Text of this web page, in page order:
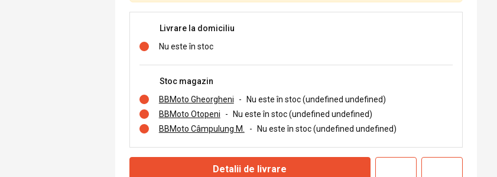
Livrare la domiciliu
Nu este în stoc
Stoc magazin
BBMoto Gheorgheni
- Nu este în stoc (undefined undefined)
BBMoto Otopeni
- Nu este în stoc (undefined undefined)
BBMoto Câmpulung M.
- Nu este în stoc (undefined undefined)
Detalii de livrare